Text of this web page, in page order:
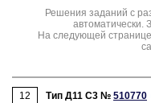
Решения заданий с
автоматически.
На следующей
12 Тип Д11 C3 № 510770